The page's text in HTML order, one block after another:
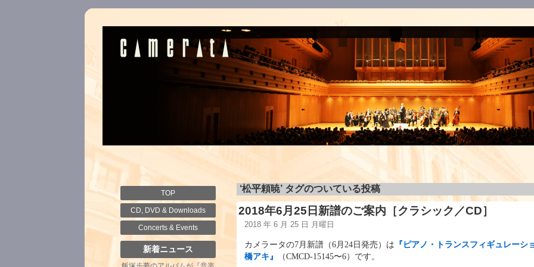
TOP
CD, DVD & Downloads
Concerts & Events
新着ニュース
‘松平頼暁’ タグのついている投稿
2018年6月25日新譜のご案内［クラシック／CD］
2018 年 6 月 25 日 月曜日
カメラータの7月新譜（6月24日発売）は 『ピアノ・トランスフィギュレーシ
橋アキ』
（CMCD-15145〜6）です。